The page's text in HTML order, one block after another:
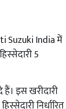
Suzuki India में
5
इस खरीदारी
निर्धारित